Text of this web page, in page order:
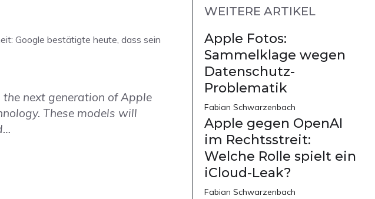
Google bestätigte heute, dass sein
next generation of Apple
These models will
WEITERE ARTIKEL
Apple Fotos:
Sammelklage wegen
Datenschutz-
Problematik
Fabian Schwarzenbach
Apple gegen OpenAI
im Rechtsstreit:
Welche Rolle spielt ein
iCloud-Leak?
Fabian Schwarzenbach